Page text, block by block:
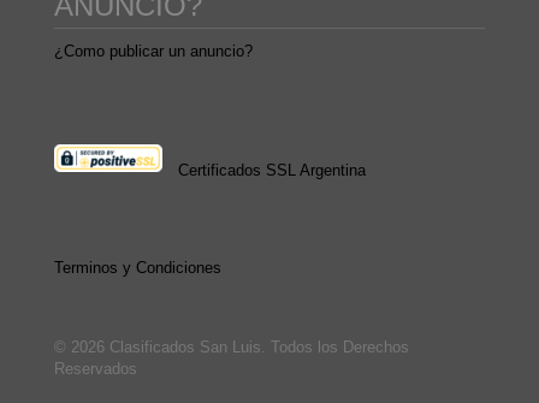
¿Como publicar un anuncio?
Certificados SSL Argentina
Terminos y Condiciones
© 2026 Clasificados San Luis. Todos los Derechos
Reservados